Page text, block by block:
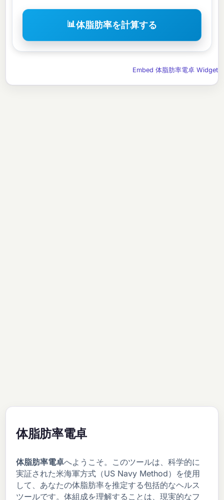
📊体脂肪率を計算する
Embed 体脂肪率電卓 Widget
体脂肪率電卓
体脂肪率電卓へようこそ。このツールは、科学的に
実証された米海軍方式（US Navy Method）を使用
して、あなたの体脂肪率を推定する包括的なヘルス
ツールです。体組成を理解することは、現実的なフ